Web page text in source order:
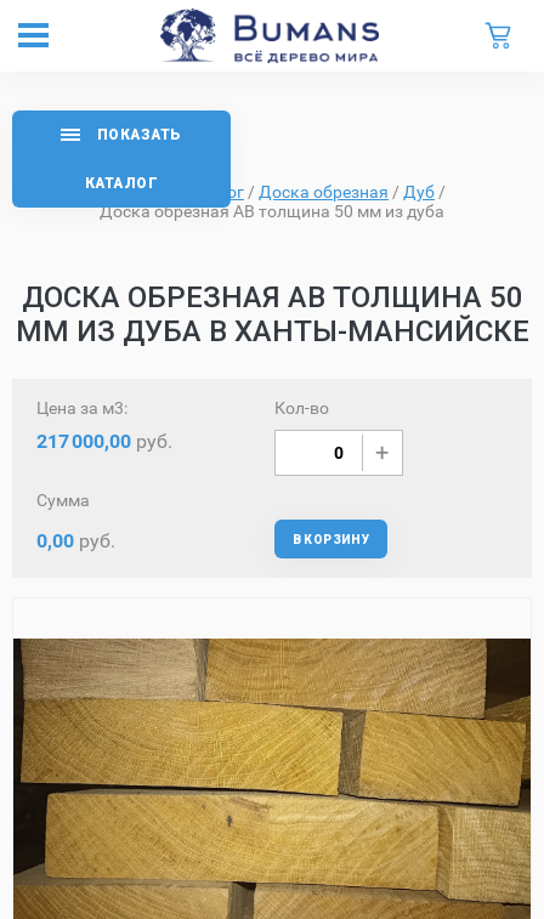
Главная Каталог / Доска обрезная / Дуб /
Доска обрезная AB толщина 50 мм из дуба
ДОСКА ОБРЕЗНАЯ AB ТОЛЩИНА 50
ММ ИЗ ДУБА В ХАНТЫ-МАНСИЙСКЕ
ПОКАЗАТЬ
КАТАЛОГ
Цена за м3:
217000,00 руб.
Кол-во
Сумма
0,00 руб. В КОРЗИНУ